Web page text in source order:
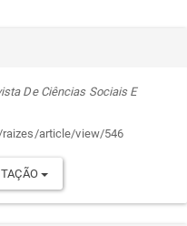
De Ciências Sociais E
raizes/article/view/546